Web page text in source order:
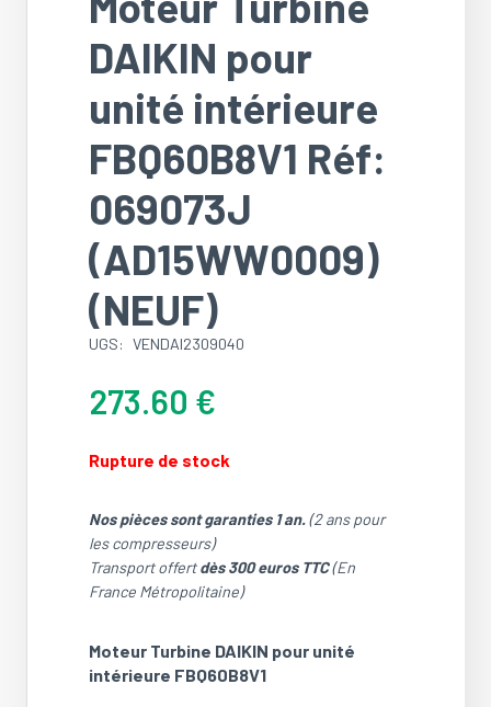
DAIKIN pour
unité intérieure
FBQ60B8V1 Réf:
069073J
(AD15WW0009)
(NEUF)
UGS: VENDAI2309040
273.60 €
Rupture de stock
Nos pièces sont garanties 1 an.(2 ans pour
les compresseurs)
Transport offertdès 300 euros TTC(En
France Métropolitaine)
Moteur Turbine DAIKIN pour unité
intérieure FBQ60B8V1